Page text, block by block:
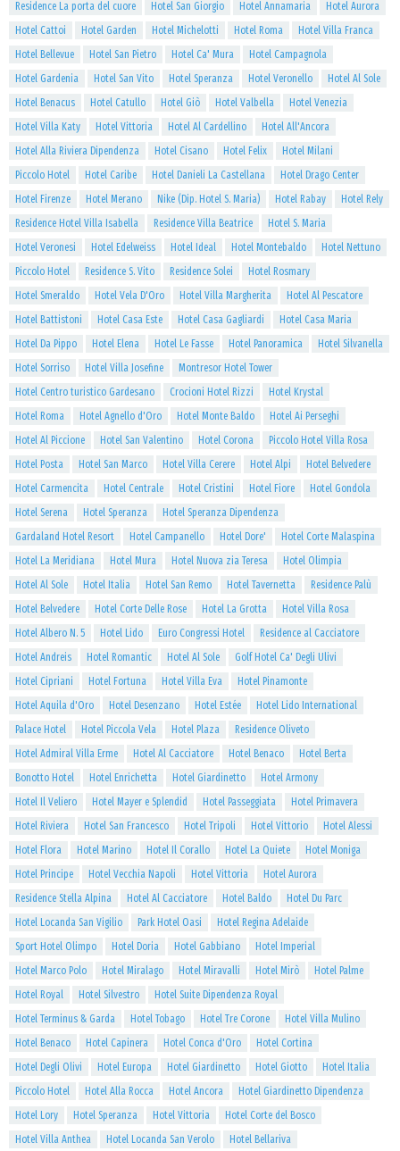
Residence La porta del cuore Hotel San Giorgio Hotel Annamaria
Hotel Aurora
Hotel Cattoi
Hotel Garden Hotel Michelotti Hotel Roma
Hotel Villa Franca
Hotel Bellevue
Hotel San Pietro Hotel Ca' Mura
Hotel Campagnola
Hotel Gardenia
Hotel San Vito Hotel Speranza Hotel Veronello
Hotel Al Sole
Hotel Benacus
Hotel Catullo Hotel Giò Hotel Valbella
Hotel Venezia
Hotel Villa Katy
Hotel Vittoria Hotel Al Cardellino
Hotel All'Ancora
Hotel Alla Riviera Dipendenza
Hotel Cisano Hotel Felix
Hotel Milani
Piccolo Hotel
Hotel Caribe Hotel Danieli La Castellana
Hotel Drago Center
Hotel Firenze
Hotel Merano Nike (Dip. Hotel S. Maria) Hotel Rabay
Hotel Rely
Residence Hotel Villa Isabella
Residence Villa Beatrice
Hotel S. Maria
Hotel Veronesi
Hotel Edelweiss Hotel Ideal Hotel Montebaldo
Hotel Nettuno
Piccolo Hotel
Residence S. Vito Residence Solei
Hotel Rosmary
Hotel Smeraldo
Hotel Vela D'Oro Hotel Villa Margherita
Hotel Al Pescatore
Hotel Battistoni
Hotel Casa Este Hotel Casa Gagliardi
Hotel Casa Maria
Hotel Da Pippo
Hotel Elena Hotel Le Fasse Hotel Panoramica
Hotel Silvanella
Hotel Sorriso
Hotel Villa Josefine
Montresor Hotel Tower
Hotel Centro turistico Gardesano
Crocioni Hotel Rizzi
Hotel Krystal
Hotel Roma
Hotel Agnello d'Oro Hotel Monte Baldo
Hotel Ai Perseghi
Hotel Al Piccione
Hotel San Valentino Hotel Corona
Piccolo Hotel Villa Rosa
Hotel Posta
Hotel San Marco Hotel Villa Cerere Hotel Alpi
Hotel Belvedere
Hotel Carmencita
Hotel Centrale Hotel Cristini Hotel Fiore
Hotel Gondola
Hotel Serena
Hotel Speranza
Hotel Speranza Dipendenza
Gardaland Hotel Resort
Hotel Campanello Hotel Dore'
Hotel Corte Malaspina
Hotel La Meridiana
Hotel Mura Hotel Nuova zia Teresa
Hotel Olimpia
Hotel Al Sole
Hotel Italia Hotel San Remo Hotel Tavernetta
Residence Palù
Hotel Belvedere
Hotel Corte Delle Rose Hotel La Grotta
Hotel Villa Rosa
Hotel Albero N. 5
Hotel Lido Euro Congressi Hotel
Residence al Cacciatore
Hotel Andreis
Hotel Romantic Hotel Al Sole
Golf Hotel Ca' Degli Ulivi
Hotel Cipriani
Hotel Fortuna Hotel Villa Eva
Hotel Pinamonte
Hotel Aquila d'Oro
Hotel Desenzano Hotel Estée
Hotel Lido International
Palace Hotel
Hotel Piccola Vela Hotel Plaza
Residence Oliveto
Hotel Admiral Villa Erme
Hotel Al Cacciatore Hotel Benaco
Hotel Berta
Bonotto Hotel
Hotel Enrichetta Hotel Giardinetto
Hotel Armony
Hotel Il Veliero
Hotel Mayer e Splendid Hotel Passeggiata
Hotel Primavera
Hotel Riviera
Hotel San Francesco Hotel Tripoli Hotel Vittorio
Hotel Alessi
Hotel Flora
Hotel Marino Hotel Il Corallo Hotel La Quiete
Hotel Moniga
Hotel Principe
Hotel Vecchia Napoli Hotel Vittoria
Hotel Aurora
Residence Stella Alpina
Hotel Al Cacciatore Hotel Baldo
Hotel Du Parc
Hotel Locanda San Vigilio
Park Hotel Oasi
Hotel Regina Adelaide
Sport Hotel Olimpo
Hotel Doria Hotel Gabbiano
Hotel Imperial
Hotel Marco Polo
Hotel Miralago Hotel Miravalli Hotel Mirò
Hotel Palme
Hotel Royal
Hotel Silvestro
Hotel Suite Dipendenza Royal
Hotel Terminus & Garda
Hotel Tobago Hotel Tre Corone
Hotel Villa Mulino
Hotel Benaco
Hotel Capinera Hotel Conca d'Oro
Hotel Cortina
Hotel Degli Olivi
Hotel Europa Hotel Giardinetto Hotel Giotto
Hotel Italia
Piccolo Hotel
Hotel Alla Rocca Hotel Ancora
Hotel Giardinetto Dipendenza
Hotel Lory
Hotel Speranza Hotel Vittoria
Hotel Corte del Bosco
Hotel Villa Anthea
Hotel Locanda San Verolo
Hotel Bellariva